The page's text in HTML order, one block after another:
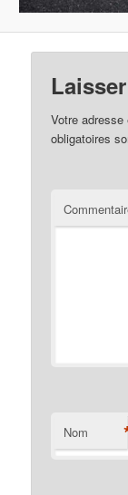
Votre
obligatoires
Nom